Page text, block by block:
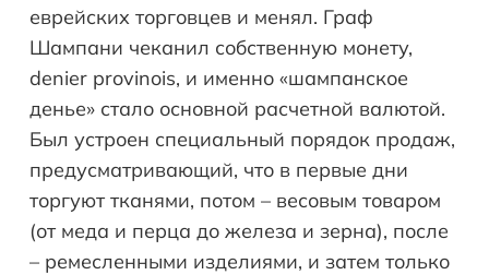
еврейских торговцев и менял. Граф
Шампани чеканил собственную монету,
denier provinois, и именно «шампанское
денье» стало основной расчетной валютой.
Был устроен специальный порядок продаж,
предусматривающий, что в первые дни
торгуют тканями, потом – весовым товаром
(от меда и перца до железа и зерна), после
– ремесленными изделиями, и затем только